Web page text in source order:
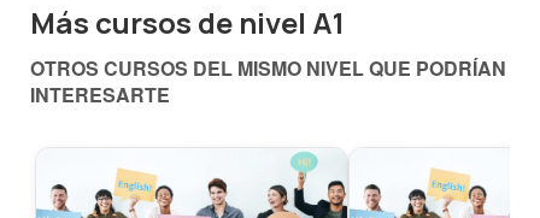
Más cursos de nivel A1
OTROS CURSOS DEL MISMO NIVEL QUE PODRÍAN
INTERESARTE